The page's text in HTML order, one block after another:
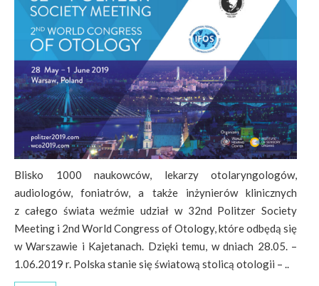
Blisko 1000 naukowców, lekarzy otolaryngologów,
audiologów, foniatrów, a także inżynierów klinicznych
z całego świata weźmie udział w 32nd Politzer Society
Meeting i 2nd World Congress of Otology, które odbędą się
w Warszawie i Kajetanach. Dzięki temu, w dniach 28.05. –
1.06.2019 r. Polska stanie się światową stolicą otologii – ..